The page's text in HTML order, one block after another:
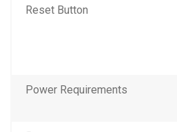
Reset Button
Power Requirements